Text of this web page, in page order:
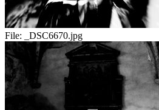
File: _DSC6670.jpg